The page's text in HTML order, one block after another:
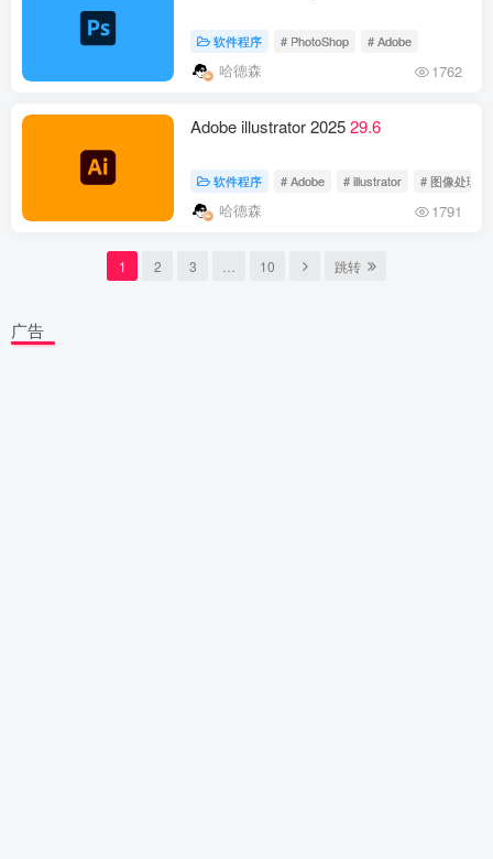
软件程序 # PhotoShop # Adob​​e
哈德森 1762
Adobe illustrator 202529.6
软件程序 # Adobe # illustrator # 图像处理
哈德森 1791
1 2 3 10 跳转
广告